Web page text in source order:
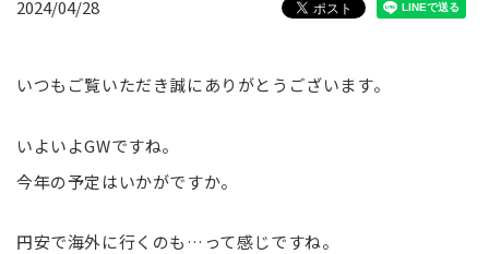
2024/04/28
いつもご覧いただき誠にありがとうございます。
いよいよGWですね。
今年の予定はいかがですか。
円安で海外に行くのも…って感じですね。